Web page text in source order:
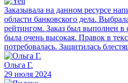
Заказывала на данном ресурсе
области банковского дела.
рейтингом. Заказ был выполнен в
была очень высокая. Правок в
потребовалась. Защитилась
Ольга Г.
29 июля 2024